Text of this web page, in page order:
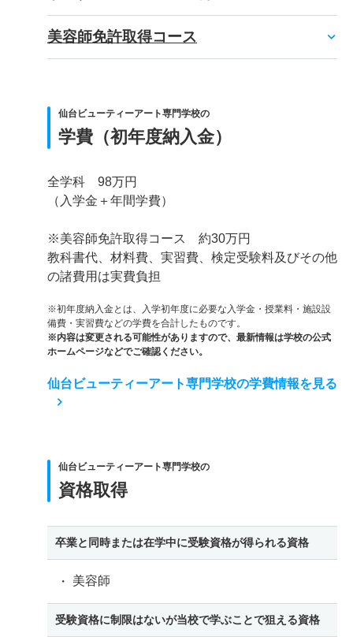
美容師免許取得コース
仙台ビューティーアート専門学校の
学費（初年度納入金）
全学科 98万円
（入学金＋年間学費）
※美容師免許取得コース 約30万円
教科書代、材料費、実習費、検定受験料及びその他
の諸費用は実費負担
※初年度納入金とは、入学初年度に必要な入学金・授業料・施設設
備費・実習費などの学費を合計したものです。
※内容は変更される可能性がありますので、最新情報は学校の公式
ホームページなどでご確認ください。
仙台ビューティーアート専門学校の学費情報を見る
仙台ビューティーアート専門学校の
資格取得
卒業と同時または在学中に受験資格が得られる資格
美容師
受験資格に制限はないが当校で学ぶことで狙える資格